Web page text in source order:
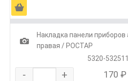
Ä
1
Накладка панели
правая / РОСТАР
5320-
- + 170 ₽